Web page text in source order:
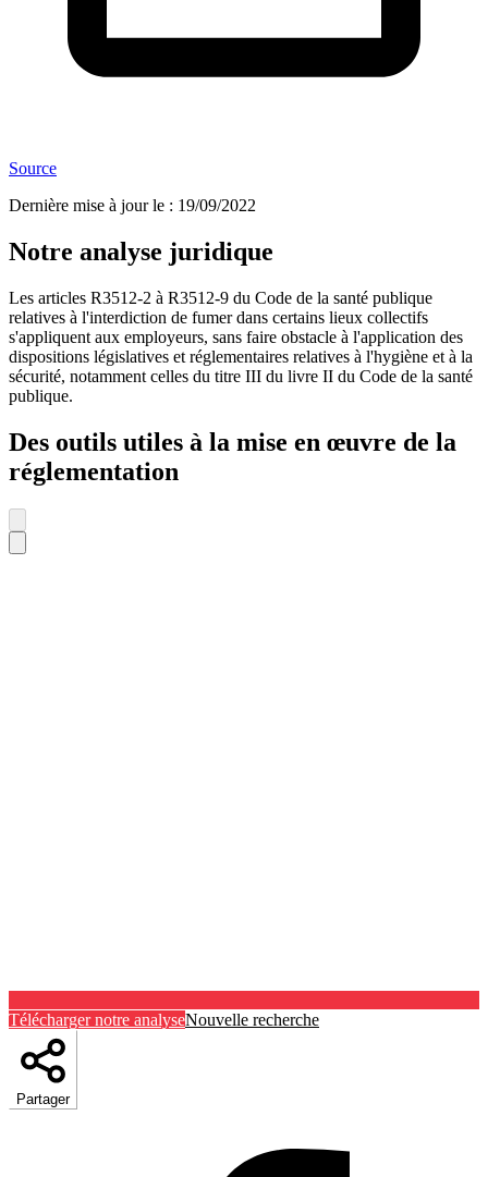
Source
Dernière mise à jour le : 19/09/2022
Notre analyse juridique
Les articles R3512-2 à R3512-9 du Code de la santé publique
relatives à l'interdiction de fumer dans certains lieux collectifs
s'appliquent aux employeurs, sans faire obstacle à l'application des
dispositions législatives et réglementaires relatives à l'hygiène et à la
sécurité, notamment celles du titre III du livre II du Code de la santé
publique.
Des outils utiles à la mise en œuvre de la
réglementation
Télécharger notre analyseNouvelle recherche
Partager